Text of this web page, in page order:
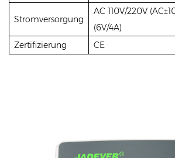
Stromversorgung
AC 110V/220V
(6V/4A)
Zertifizierung
CE